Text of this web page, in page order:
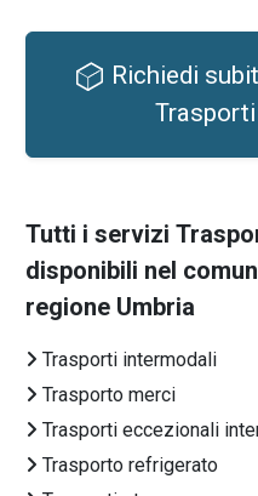
Richiedi
Tutti i servizi
disponibili nel
regione Umbria
Trasporti intermodali
Trasporto merci
Trasporti eccezionali
Trasporto refrigerato